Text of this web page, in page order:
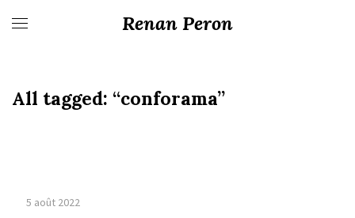
Renan Peron
All tagged: “conforama”
5 août 2022